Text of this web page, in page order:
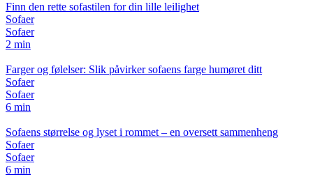
Finn den rette sofastilen for din lille leilighet
Sofaer
Sofaer
2 min
Farger og følelser: Slik påvirker sofaens farge humøret ditt
Sofaer
Sofaer
6 min
Sofaens størrelse og lyset i rommet – en oversett sammenheng
Sofaer
Sofaer
6 min